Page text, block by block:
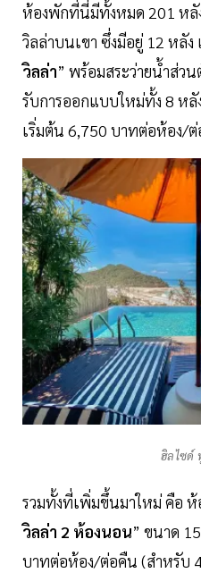
ห้องพักที่นี่มีทั้งหมด 201 หลั
วิลล่าบนเขา ซึ่งมีอยู่ 12 หลัง
วิลล่า” พร้อมสระว่ายน้ำส่วน
รับการออกแบบใหม่ทั้ง 8 หลั
เริ่มต้น 6,750 บาทต่อห้อง/
ฮิลไซด์
รวมทั้งที่เพิ่มขึ้นมาใหม่ คือ
วิลล่า 2 ห้องนอน” ขนาด
บาทต่อห้อง/ต่อคืน (สำหรับ